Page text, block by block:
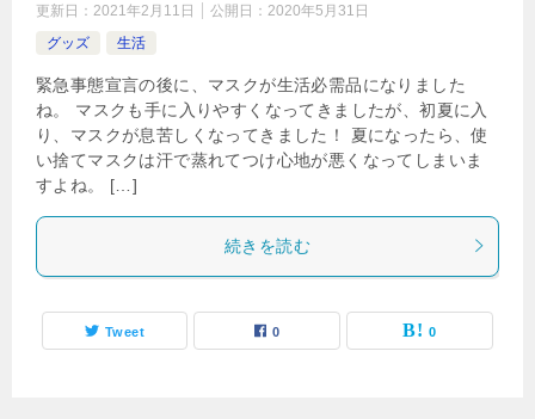
更新日： 2021年2月11日 公開日： 2020年5月31日
グッズ
生活
緊急事態宣言の後に、マスクが生活必需品になりました
ね。 マスクも手に入りやすくなってきましたが、初夏に入
り、マスクが息苦しくなってきました！ 夏になったら、使
い捨てマスクは汗で蒸れてつけ心地が悪くなってしまいま
すよね。 […]
続きを読む
Tweet 0 0